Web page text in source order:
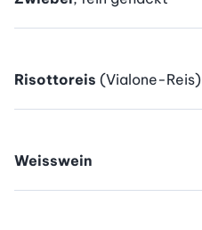
Risottoreis (Vialone-Reis)
Weisswein